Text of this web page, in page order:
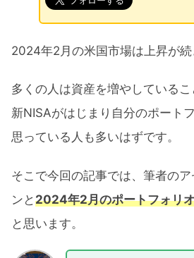
2024年2月の米国市場は上昇が続
多くの人は資産を増やしているこ
新NISAがはじまり自分のポート
思っている人も多いはずです。
そこで今回の記事では、筆者の
ンと2024年2月のポートフォリ
と思います。